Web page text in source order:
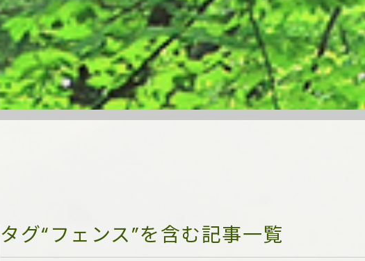
タグ“フェンス”を含む記事一覧